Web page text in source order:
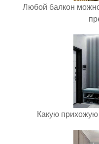
Любой балкон
Какую